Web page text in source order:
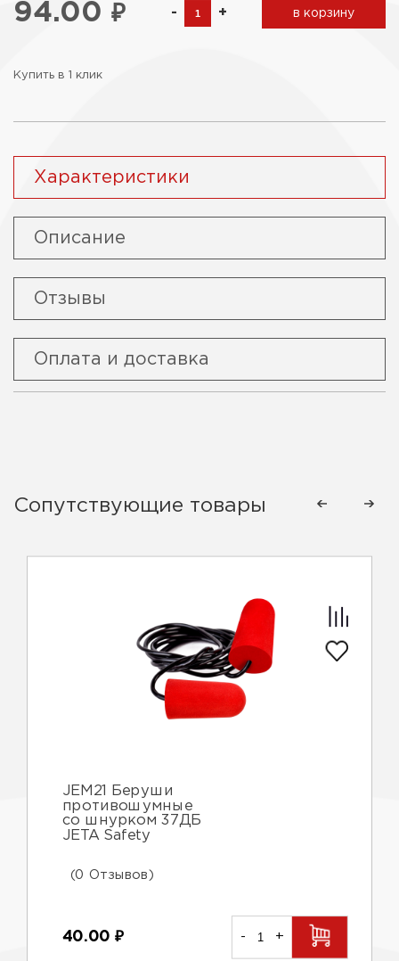
94.00 ₽ - + в корзину
Купить в 1 клик
Характеристики
Описание
Отзывы
Оплата и доставка
Сопутствующие товары
JEM21 Беруши
противошумные
со шнурком 37ДБ
JETA Safety
(0 Отзывов)
40.00 ₽ - +